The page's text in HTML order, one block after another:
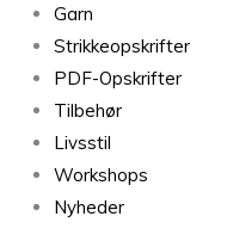
Garn
Strikkeopskrifter
PDF-Opskrifter
Tilbehør
Livsstil
Workshops
Nyheder